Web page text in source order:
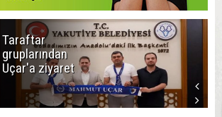
Taraftar
gruplarından
Uçar'a ziyaret